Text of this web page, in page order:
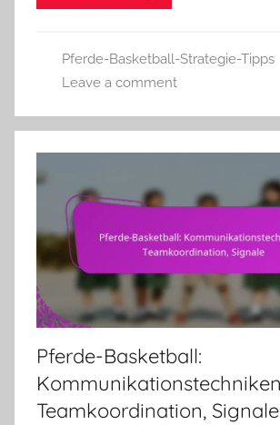
Pferde-Basketball-Strategie-Tipps
Leave a comment
Pferde-Basketball:
Teamkoordination, Signale